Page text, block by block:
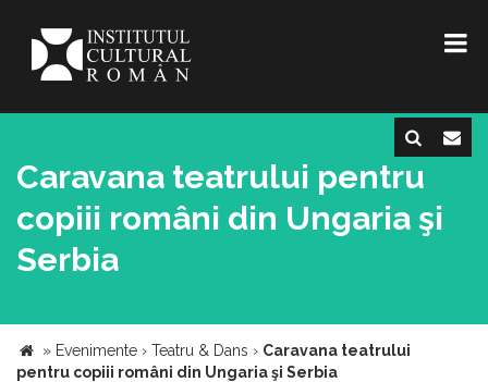
Caravana teatrului pentru
copiii români din Ungaria şi
Serbia
» Evenimente › Teatru & Dans › Caravana teatrului
pentru copiii români din Ungaria şi Serbia